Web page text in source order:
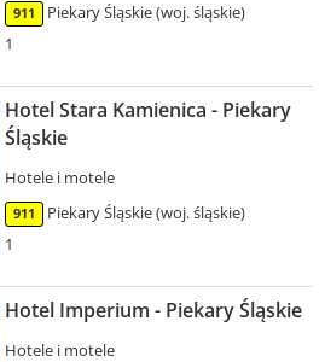
911
Piekary Śląskie (woj. śląskie)
1
Hotel Stara Kamienica - Piekary
Śląskie
Hotele i motele
911
Piekary Śląskie (woj. śląskie)
1
Hotel Imperium - Piekary Śląskie
Hotele i motele